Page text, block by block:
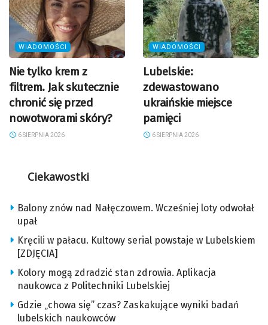
WIADOMOŚCI
Nie tylko krem z
filtrem. Jak skutecznie
chronić się przed
nowotworami skóry?
6 SIERPNIA 2026
WIADOMOŚCI
Lubelskie:
zdewastowano
ukraińskie miejsce
pamięci
6 SIERPNIA 2026
Ciekawostki
Balony znów nad Nałęczowem. Wcześniej loty odwołał
upał
Kręcili w pałacu. Kultowy serial powstaje w Lubelskiem
[ZDJĘCIA]
Kolory mogą zdradzić stan zdrowia. Aplikacja
naukowca z Politechniki Lubelskiej
Gdzie „chowa się” czas? Zaskakujące wyniki badań
lubelskich naukowców